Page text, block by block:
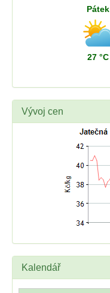
Pátek
27 °C
Vývoj cen
Kalendář